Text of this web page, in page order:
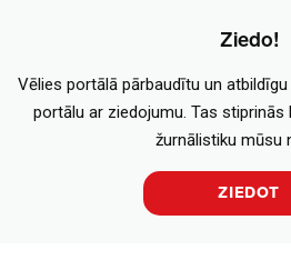
Ziedo!
Vēlies portālā pārbaudītu un
portālu ar ziedojumu. Tas stiprinās
žurnālistiku mūsu
ZIEDOT